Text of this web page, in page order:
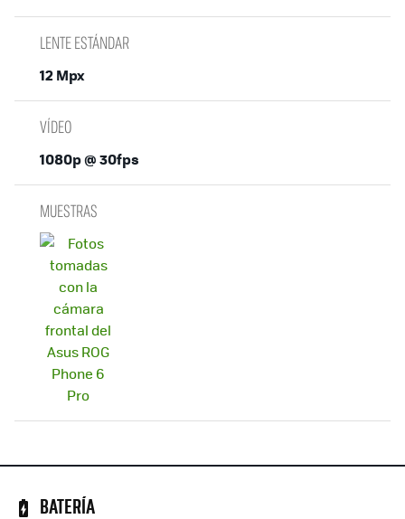
LENTE ESTÁNDAR
12 Mpx
VÍDEO
1080p @ 30fps
MUESTRAS
BATERÍA